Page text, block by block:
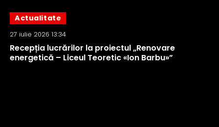
Actualitate
27 iulie 2026 13:34
Recepția lucrărilor la proiectul „Renovare
energetică – Liceul Teoretic «Ion Barbu»”